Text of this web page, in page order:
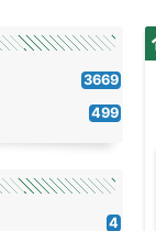
3669
499
4